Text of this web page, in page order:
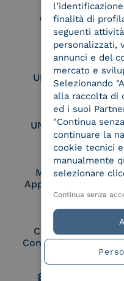
Conservatore
qualificato
UNI EN ISO 9001
UNI EN ISO 27017
Membro Adobe
Approved Trust List
Cloud Signature
Consortium Member
finalità di
seguenti
personalizzati,
annunci e del
mercato e
Selezionando
alla raccolta di
ed i suoi
"Continua
continuare la
cookie tecnici
manualmente
selezionare
Continua senza